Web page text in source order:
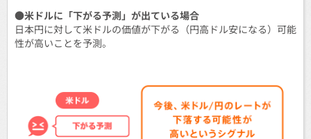
●米ドルに「下がる予測」が出ている場合
日本円に対して米ドルの価値が下がる（円高ドル安になる）可能
性が高いことを予測。